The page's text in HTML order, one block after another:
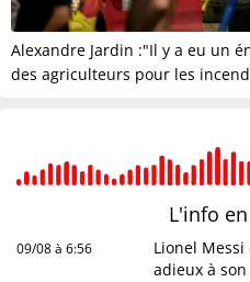
Alexandre Jardin :"Il y a eu un
des agriculteurs pour les
L'info en
09/08 à 6:56
Lionel
adieux à